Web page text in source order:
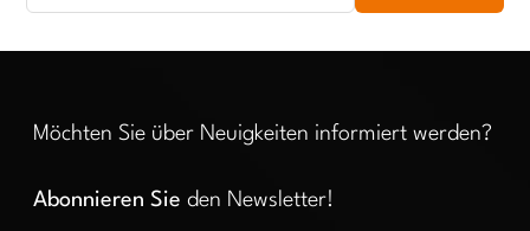
Möchten Sie über Neuigkeiten informiert werden?
Abonnieren Sie den Newsletter!